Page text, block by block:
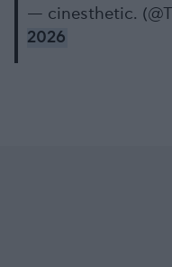
— cinesthetic.
2026